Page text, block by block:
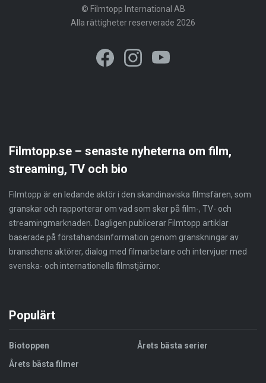
© Filmtopp International AB
Alla rättigheter reserverade 2026
Filmtopp.se – senaste nyheterna om film,
streaming, TV och bio
Filmtopp är en ledande aktör i den skandinaviska filmsfären, som
granskar och rapporterar om vad som sker på film-, TV- och
streamingmarknaden. Dagligen publicerar Filmtopp artiklar
baserade på förstahandsinformation genom granskningar av
branschens aktörer, dialog med filmarbetare och intervjuer med
svenska- och internationella filmstjärnor.
Populärt
Biotoppen
Årets bästa filmer
Årets bästa serier